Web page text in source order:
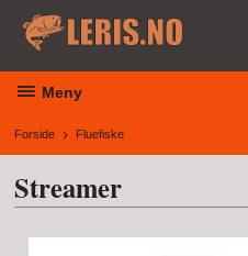
innholdet
Meny
Forside Fluefiske
Streamer